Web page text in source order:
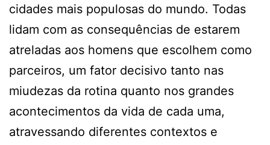
cidades mais populosas do mundo. Todas
lidam com as consequências de estarem
atreladas aos homens que escolhem como
parceiros, um fator decisivo tanto nas
miudezas da rotina quanto nos grandes
acontecimentos da vida de cada uma,
atravessando diferentes contextos e